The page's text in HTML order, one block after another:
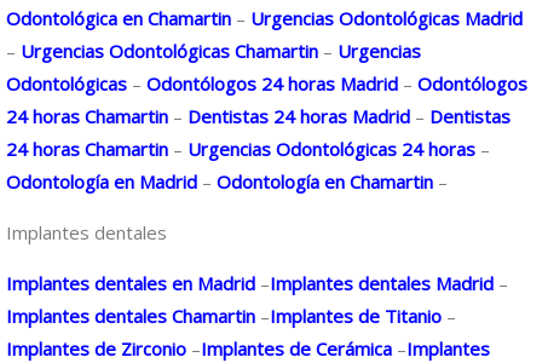
Odontológica en Chamartin – Urgencias Odontológicas Madrid
– Urgencias Odontológicas Chamartin – Urgencias
Odontológicas – Odontólogos 24 horas Madrid – Odontólogos
24 horas Chamartin – Dentistas 24 horas Madrid – Dentistas
24 horas Chamartin – Urgencias Odontológicas 24 horas –
Odontología en Madrid – Odontología en Chamartin –
Implantes dentales
Implantes dentales en Madrid –Implantes dentales Madrid –
Implantes dentales Chamartin –Implantes de Titanio –
Implantes de Zirconio –Implantes de Cerámica –Implantes